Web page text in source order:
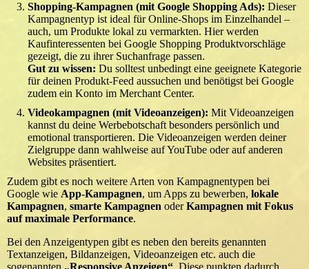
Shopping-Kampagnen (mit Google Shopping Ads): Dieser
Kampagnentyp ist ideal für Online-Shops im Einzelhandel –
auch, um Produkte lokal zu vermarkten. Hier werden
Kaufinteressenten bei Google Shopping Produktvorschläge
gezeigt, die zu ihrer Suchanfrage passen.
Gut zu wissen: Du solltest unbedingt eine geeignete Kategorie
für deinen Produkt-Feed aussuchen und benötigst bei Google
zudem ein Konto im Merchant Center.
Videokampagnen (mit Videoanzeigen): Mit Videoanzeigen
kannst du deine Werbebotschaft besonders persönlich und
emotional transportieren. Die Videoanzeigen werden deiner
Zielgruppe dann wahlweise auf YouTube oder auf anderen
Websites präsentiert.
Zudem gibt es noch weitere Arten von Kampagnentypen bei
Google wie App-Kampagnen, um Apps zu bewerben, lokale
Kampagnen, smarte Kampagnen oderKampagnen mit Fokus
auf maximale Performance.
Bei den Anzeigentypen gibt es neben den bereits genannten
Textanzeigen, Bildanzeigen, Videoanzeigen etc. auch die